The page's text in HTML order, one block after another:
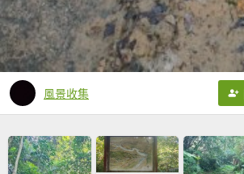
風景收集